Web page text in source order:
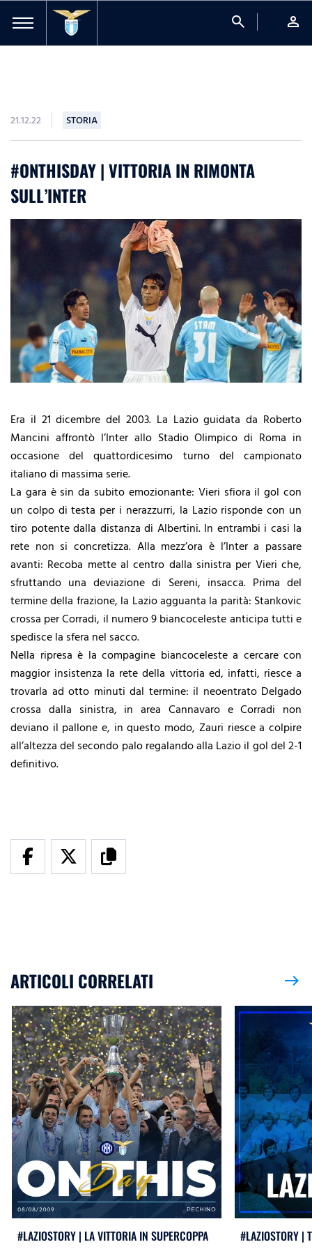
search person
21.12.22 STORIA
#ONTHISDAY | VITTORIA IN RIMONTA
SULL’INTER
Era il 21 dicembre del 2003. La Lazio guidata da Roberto
Mancini affrontò l’Inter allo Stadio Olimpico di Roma in
occasione del quattordicesimo turno del campionato
italiano di massima serie.
La gara è sin da subito emozionante: Vieri sfiora il gol con
un colpo di testa per i nerazzurri, la Lazio risponde con un
tiro potente dalla distanza di Albertini. In entrambi i casi la
rete non si concretizza. Alla mezz’ora è l’Inter a passare
avanti: Recoba mette al centro dalla sinistra per Vieri che,
sfruttando una deviazione di Sereni, insacca. Prima del
termine della frazione, la Lazio agguanta la parità: Stankovic
crossa per Corradi, il numero 9 biancoceleste anticipa tutti e
spedisce la sfera nel sacco.
Nella ripresa è la compagine biancoceleste a cercare con
maggior insistenza la rete della vittoria ed, infatti, riesce a
trovarla ad otto minuti dal termine: il neoentrato Delgado
crossa dalla sinistra, in area Cannavaro e Corradi non
deviano il pallone e, in questo modo, Zauri riesce a colpire
all’altezza del secondo palo regalando alla Lazio il gol del 2-1
definitivo.
ARTICOLI CORRELATI east
#LAZIOSTORY | LA VITTORIA IN SUPERCOPPA
#LAZIOSTORY |